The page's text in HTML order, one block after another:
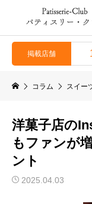
掲載店舗
コラム スイー
洋菓子店の
もファンが
ント
2025.04.03